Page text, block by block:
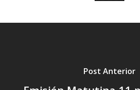
Post Anterior